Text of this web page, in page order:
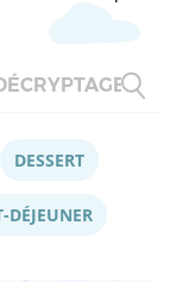
DESSERT
DÉJEUNER